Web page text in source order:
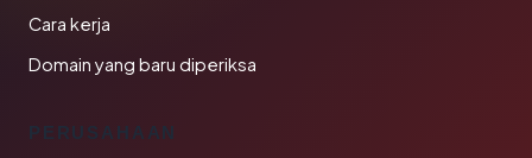
Cara kerja
Domain yang baru diperiksa
PERUSAHAAN